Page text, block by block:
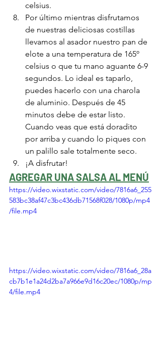
celsius.
Por último mientras disfrutamos
de nuestras deliciosas costillas
llevamos al asador nuestro pan de
elote a una temperatura de 165º
celsius o que tu mano aguante 6-9
segundos. Lo ideal es taparlo,
puedes hacerlo con una charola
de aluminio. Después de 45
minutos debe de estar listo.
Cuando veas que está doradito
por arriba y cuando lo piques con
un palillo sale totalmente seco.
¡A disfrutar!
AGREGAR UNA SALSA AL MENÚ
https://video.wixstatic.com/video/7816a6_255
583bc38af47c3bc436db71568f028/1080p/mp4
/file.mp4
https://video.wixstatic.com/video/7816a6_28a
cb7b1e1a24d2ba7a966e9d16c20ec/1080p/mp
4/file.mp4